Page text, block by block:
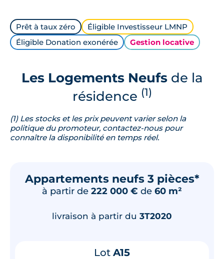
Prêt à taux zéro
Éligible Investisseur LMNP
Éligible Donation exonérée
Gestion locative
Les Logements Neufsde la
résidence (1)
(1) Les stocks et les prix peuvent varier selon la
politique du promoteur, contactez-nous pour
connaître la disponibilité en temps réel.
Appartements neufs 3 pièces*
à partir de 222 000 € de 60 m²
livraison à partir du 3T2020
Lot A15